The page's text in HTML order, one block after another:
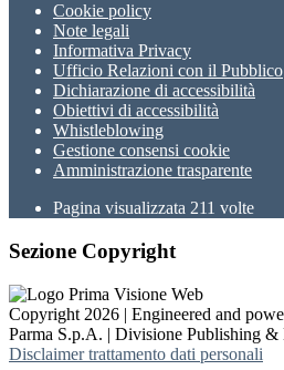
Cookie policy
Note legali
Informativa Privacy
Ufficio Relazioni con il Pubblico
Dichiarazione di accessibilità
Obiettivi di accessibilità
Whistleblowing
Gestione consensi cookie
Amministrazione trasparente
Pagina visualizzata 211 volte
Sezione Copyright
Copyright 2026 | Engineered and
Parma S.p.A. | Divisione Publishing
Disclaimer trattamento dati personali